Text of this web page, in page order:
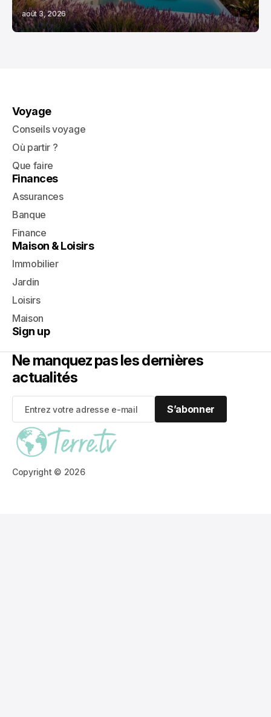
août 3, 2026
Copyright © 2026
Voyage
Conseils voyage
Où partir ?
Que faire
Finances
Assurances
Banque
Finance
Maison & Loisirs
Immobilier
Jardin
Loisirs
Maison
Sign up
Ne manquez pas les dernières
actualités
S’abonner
S’abonner